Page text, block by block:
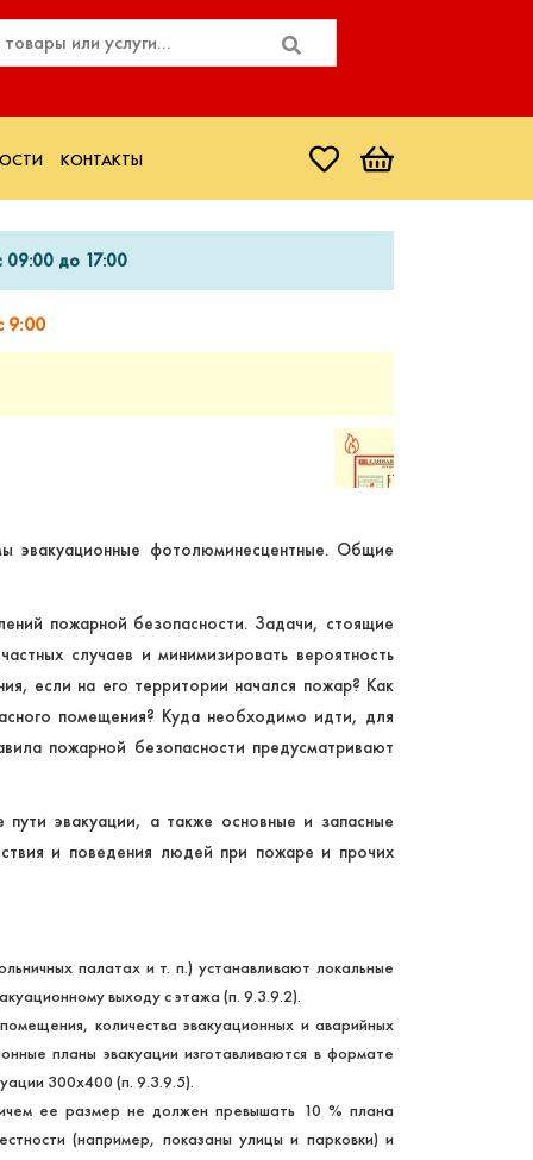
КОНТАКТЫ
09:00 до 17:00
9:00
эвакуационные фотолюминесцентные. Общие
пожарной безопасности. Задачи, стоящие
случаев и минимизировать вероятность
если на его территории начался пожар? Как
помещения? Куда необходимо идти, для
пожарной безопасности предусматривают
эвакуации, а также основные и запасные
и поведения людей при пожаре и прочих
палатах и т. п.) устанавливают локальные
выходу с этажа (п. 9.3.9.2).
количества эвакуационных и аварийных
планы эвакуации изготавливаются в формате
300х400 (п. 9.3.9.5).
ее размер не должен превышать 10 % плана
(например, показаны улицы и парковки) и